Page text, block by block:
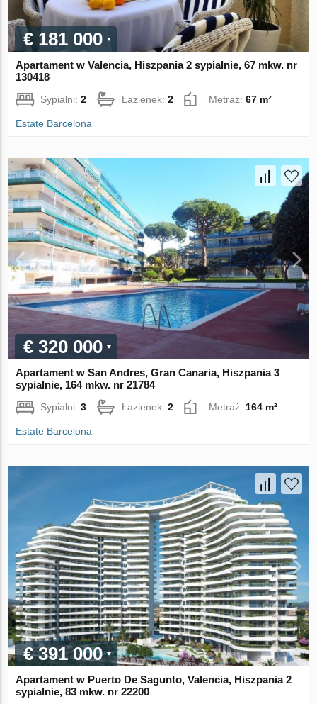
€ 181 000
Apartament w Valencia, Hiszpania 2 sypialnie, 67 mkw. nr
130418
Sypialni:2 Łazienek:2 Metraż:67 m²
Estate Barcelona
€ 320 000
Apartament w San Andres, Gran Canaria, Hiszpania 3
sypialnie, 164 mkw. nr 21784
Sypialni:3 Łazienek:2 Metraż: 164 m²
Estate Barcelona
€ 391 000
Apartament w Puerto De Sagunto, Valencia, Hiszpania 2
sypialnie, 83 mkw. nr 22200